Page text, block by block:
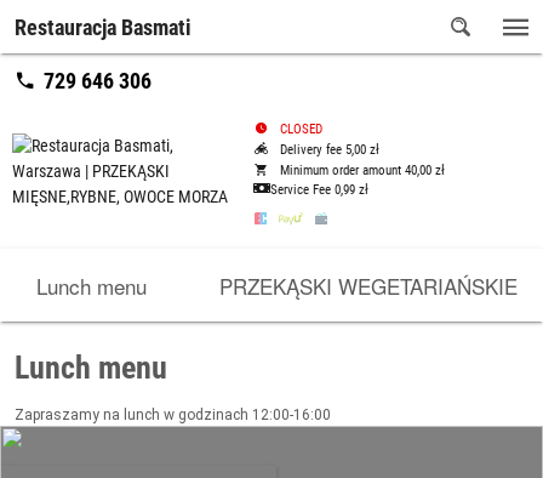
Restauracja Basmati
729 646 306
CLOSED
Delivery fee 5,00 zł
Minimum order amount 40,00 zł
Service Fee 0,99 zł
Lunch menu PRZEKĄSKI WEGETARIAŃSKIE
Lunch menu
Zapraszamy na lunch w godzinach 12:00-16:00